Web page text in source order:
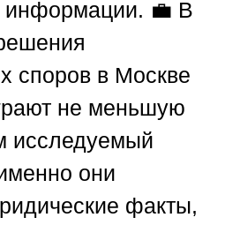
информации. 💼 В
споров в Москве
не меньшую
исследуемый
они
факты,